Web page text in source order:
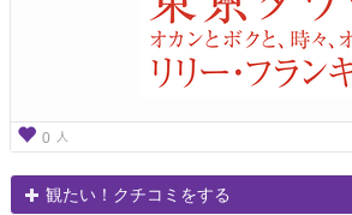
0 人
観たい！クチコミをする